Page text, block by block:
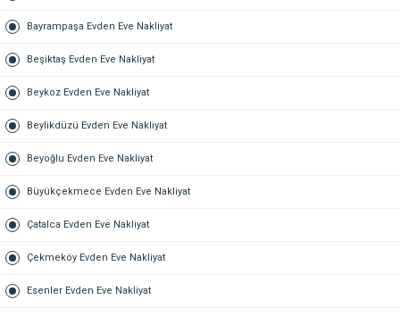
Bayrampaşa Evden Eve Nakliyat
Beşiktaş Evden Eve Nakliyat
Beykoz Evden Eve Nakliyat
Beylikdüzü Evden Eve Nakliyat
Beyoğlu Evden Eve Nakliyat
Büyükçekmece Evden Eve Nakliyat
Çatalca Evden Eve Nakliyat
Çekmeköy Evden Eve Nakliyat
Esenler Evden Eve Nakliyat